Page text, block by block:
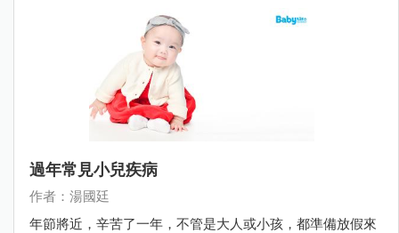
過年常見小兒疾病
作者：湯國廷
年節將近，辛苦了一年，不管是大人或小孩，都準備放假來